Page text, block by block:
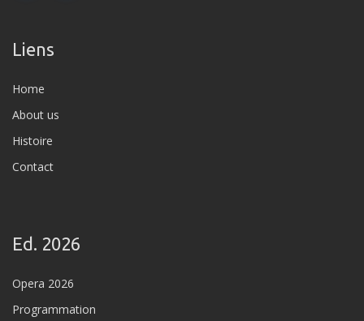
Liens
Home
About us
Histoire
Contact
Ed. 2026
Opera 2026
Programmation